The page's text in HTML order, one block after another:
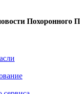
Похоронного